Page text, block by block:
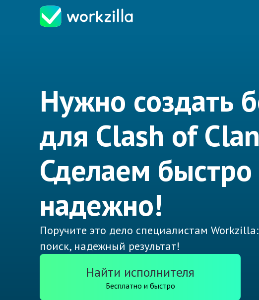
Нужно создать
для Clash of
Сделаем быстро
надежно!
Поручите это дело специалистам
поиск, надежный результат!
Найти исполнителя
Бесплатно и быстро